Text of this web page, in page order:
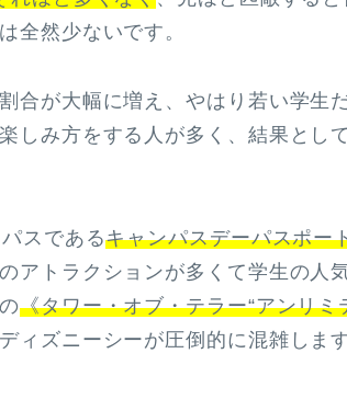
全然少ないです。
合が大幅に増え、やはり若い学生
しみ方をする人が多く、結果とし
スであるキャンパスデーパスポー
アトラクションが多くて学生の人
《タワー・オブ・テラー“アンリミ
ィズニーシーが圧倒的に混雑します